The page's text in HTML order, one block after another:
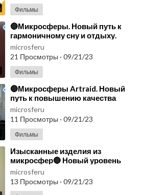
Фильмы
⁣🔵Микросферы. Новый путь к
гармоничному сну и отдыху.
Продукция Артрейд
микросферы🔵
microsferu
21 Просмотры · 09/21/23
Фильмы
⁣🔵Микросферы Artraid. Новый
путь к повышению качества
жизни🔵
microsferu
11 Просмотры · 09/21/23
Фильмы
⁣Изысканные изделия из
микросфер🔵 Новый уровень
комфорта и заботы о здоровье🔵
microsferu
13 Просмотры · 09/21/23